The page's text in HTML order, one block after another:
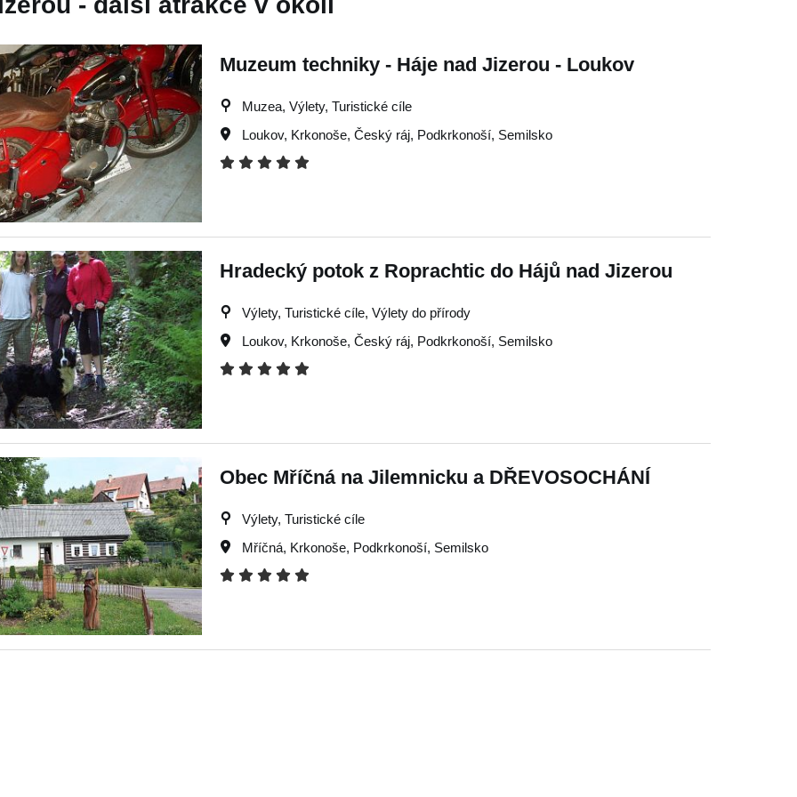
Muzeum techniky - Háje nad Jizerou - Loukov
Muzea, Výlety, Turistické cíle
Loukov, Krkonoše, Český ráj, Podkrkonoší, Semilsko
Hradecký potok z Roprachtic do Hájů nad Jizerou
Výlety, Turistické cíle, Výlety do přírody
Loukov, Krkonoše, Český ráj, Podkrkonoší, Semilsko
Obec Mříčná na Jilemnicku a DŘEVOSOCHÁNÍ
Výlety, Turistické cíle
Mříčná, Krkonoše, Podkrkonoší, Semilsko